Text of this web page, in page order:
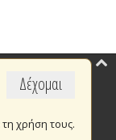
Δέχομαι
χρήση τους.